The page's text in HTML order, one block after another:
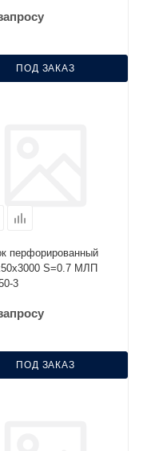
ПОД ЗАКАЗ
перфорированный
S=0.7 МЛП
3
ПОД ЗАКАЗ